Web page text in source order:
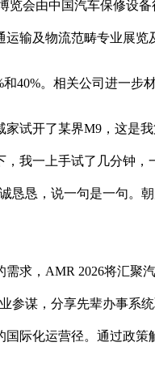
由中国汽车保修设备
输及物流范畴专业展
。相关公司进一步材
开了某界M9，这是我
我一上手试了几分钟
恳恳，说一句是一句
，AMR 2026将汇聚
谋，分享先辈办事系
际化运营径。通过政